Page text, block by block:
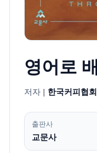
영어로
저자 | 한국커피협회
출판사
교문사